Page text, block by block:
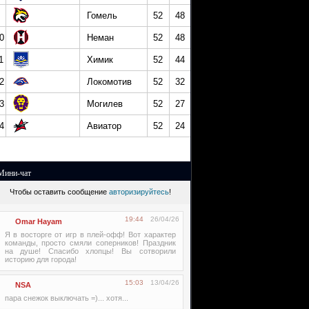
Гомель 52 48
Неман 52 48
Химик 52 44
Локомотив 52 32
Могилев 52 27
Авиатор 52 24
чат
Чтобы оставить сообщение авторизируйтесь!
Omar Hayam 26/04/26
19:44
Я в восторге от игр в плей-офф! Вот характер
команды, просто смяли соперников! Праздник
на душе! Спасибо хлопцы! Вы сотворили
историю для города!
NSA 13/04/26
15:03
пара снежок выключать =)... хотя...